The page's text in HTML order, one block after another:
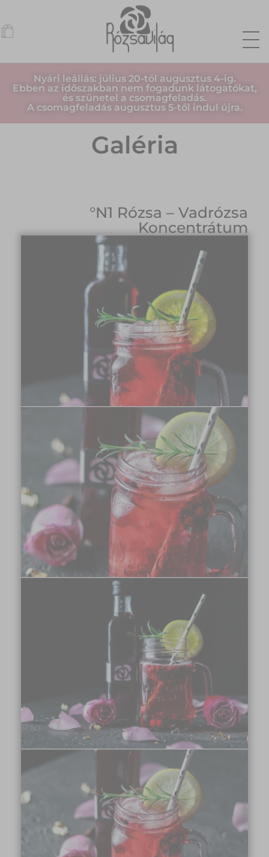
Nyári leállás: július 20-tól augusztus 4-ig.
Ebben az időszakban nem fogadunk látogatókat,
és szünetel a csomagfeladás.
A csomagfeladás augusztus 5-től indul újra.
Galéria
°N1 Rózsa – Vadrózsa
Koncentrátum